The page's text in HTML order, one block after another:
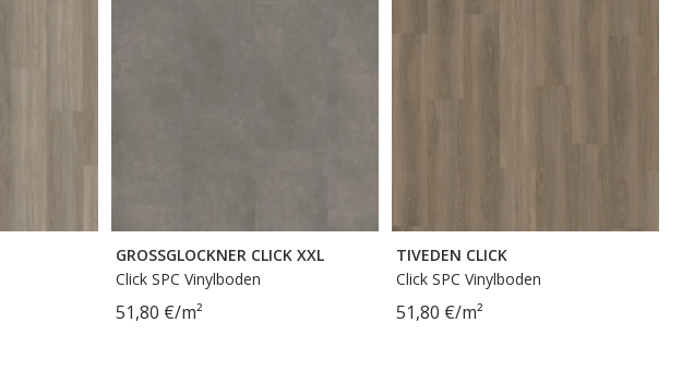
GROSSGLOCKNER CLICK XXL
Click SPC Vinylboden
51,80 €/m²
TIVEDEN CLICK
Click SPC Vinylboden
51,80 €/m²